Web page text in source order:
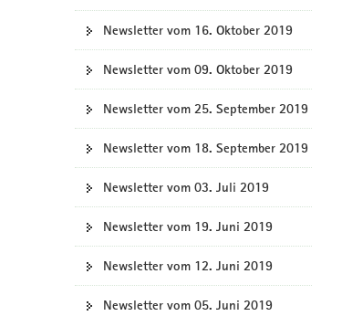
Newsletter vom 16. Oktober 2019
Newsletter vom 09. Oktober 2019
Newsletter vom 25. September 2019
Newsletter vom 18. September 2019
Newsletter vom 03. Juli 2019
Newsletter vom 19. Juni 2019
Newsletter vom 12. Juni 2019
Newsletter vom 05. Juni 2019